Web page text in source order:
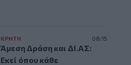
ΚΡΗΤΗ 08:15
Άμεση Δράση και ΔΙ.ΑΣ:
Εκεί όπου κάθε